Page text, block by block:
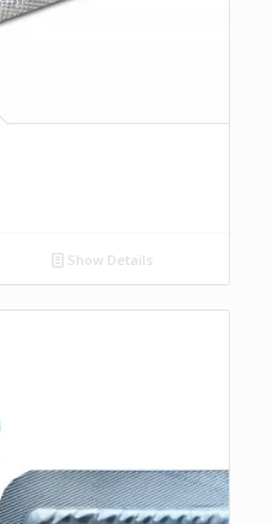
Show Details